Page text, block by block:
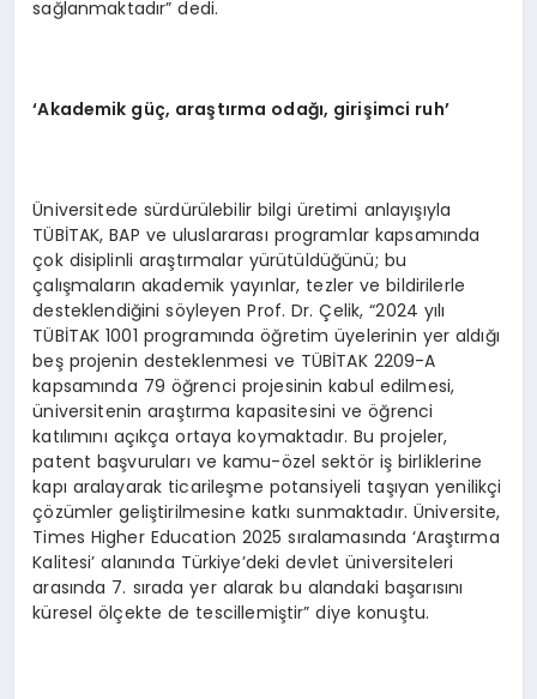
sağlanmaktadır” dedi.
‘Akademik güç, araştırma odağı, girişimci ruh’
Üniversitede sürdürülebilir bilgi üretimi anlayışıyla
TÜBİTAK, BAP ve uluslararası programlar kapsamında
çok disiplinli araştırmalar yürütüldüğünü; bu
çalışmaların akademik yayınlar, tezler ve bildirilerle
desteklendiğini söyleyen Prof. Dr. Çelik, “2024 yılı
TÜBİTAK 1001 programında öğretim üyelerinin yer aldığı
beş projenin desteklenmesi ve TÜBİTAK 2209-A
kapsamında 79 öğrenci projesinin kabul edilmesi,
üniversitenin araştırma kapasitesini ve öğrenci
katılımını açıkça ortaya koymaktadır. Bu projeler,
patent başvuruları ve kamu-özel sektör iş birliklerine
kapı aralayarak ticarileşme potansiyeli taşıyan yenilikçi
çözümler geliştirilmesine katkı sunmaktadır. Üniversite,
Times Higher Education 2025 sıralamasında ‘Araştırma
Kalitesi’ alanında Türkiye’deki devlet üniversiteleri
arasında 7. sırada yer alarak bu alandaki başarısını
küresel ölçekte de tescillemiştir” diye konuştu.